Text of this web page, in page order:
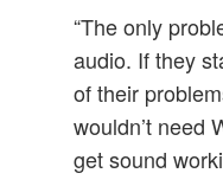
“The only
audio. If they
of their
wouldn’t need
get sound